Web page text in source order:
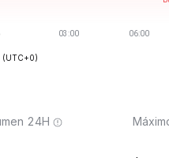
(UTC+0)
24H